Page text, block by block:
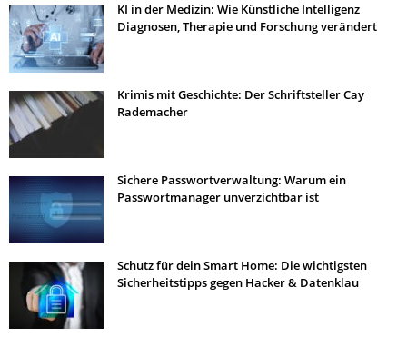
KI in der Medizin: Wie Künstliche Intelligenz
Diagnosen, Therapie und Forschung verändert
Krimis mit Geschichte: Der Schriftsteller Cay
Rademacher
Sichere Passwortverwaltung: Warum ein
Passwortmanager unverzichtbar ist
Schutz für dein Smart Home: Die wichtigsten
Sicherheitstipps gegen Hacker & Datenklau